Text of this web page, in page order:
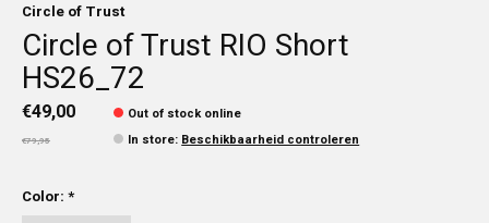
Circle of Trust
Circle of Trust RIO Short
HS26_72
€49,00
€79,95
Out of stock online
In store: Beschikbaarheid controleren
Color: *